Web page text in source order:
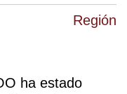
Región
ha estado